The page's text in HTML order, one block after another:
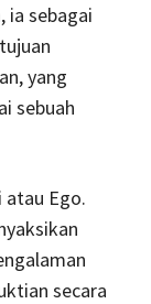
ia sebagai
yang
sebuah
atau Ego.
secara